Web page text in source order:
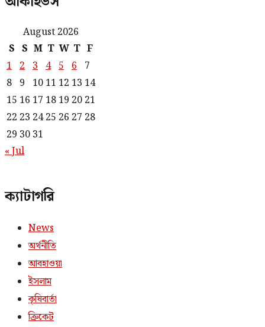
August 2026
S S M T W T F
1 2 3 4 5 6 7
8 9 10 11 12 13 14
15 16 17 18 19 20 21
22 23 24 25 26 27 28
29 30 31
« Jul
ক্যাটাগরি
News
অর্থনীতি
আবহাওয়া
ইসলাম
কৃষিবার্তা
ক্রিকেট